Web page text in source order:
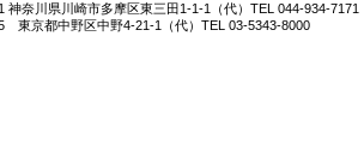
神奈川県川崎市多摩区東三田1-1-1（代）TEL 044-934-7171
東京都中野区中野4-21-1（代）TEL 03-5343-8000